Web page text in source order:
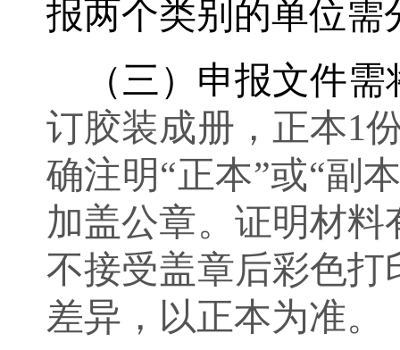
报两个类别的单位需
（三）申报文件
订胶装成册，正本1
确注明“正本”或“副
加盖公章。 证明材料
不接受盖章后彩色打
差异，以正本为准。